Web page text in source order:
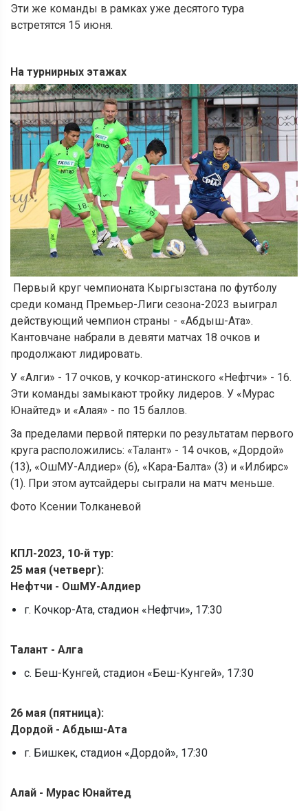
Эти же команды в рамках уже десятого тура
встретятся 15 июня.
На турнирных этажах
Первый круг чемпионата Кыргызстана по футболу
среди команд Премьер-Лиги сезона-2023 выиграл
действующий чемпион страны - «Абдыш-Ата».
Кантовчане набрали в девяти матчах 18 очков и
продолжают лидировать.
У «Алги» - 17 очков, у кочкор-атинского «Нефтчи» - 16.
Эти команды замыкают тройку лидеров. У «Мурас
Юнайтед» и «Алая» - по 15 баллов.
За пределами первой пятерки по результатам первого
круга расположились: «Талант» - 14 очков, «Дордой»
(13), «ОшМУ-Алдиер» (6), «Кара-Балта» (3) и «Илбирс»
(1). При этом аутсайдеры сыграли на матч меньше.
Фото Ксении Толканевой
КПЛ-2023, 10-й тур:
25 мая (четверг):
Нефтчи - ОшМУ-Алдиер
г. Кочкор-Ата, стадион «Нефтчи», 17:30
Талант - Алга
с. Беш-Кунгей, стадион «Беш-Кунгей», 17:30
26 мая (пятница):
Дордой - Абдыш-Ата
г. Бишкек, стадион «Дордой», 17:30
Алай - Мурас Юнайтед